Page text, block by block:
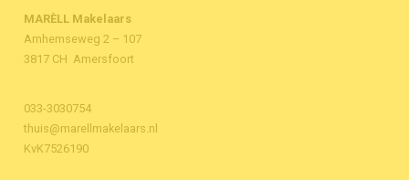
MARÈLL Makelaars
Arnhemseweg 2 – 107
3817 CH Amersfoort
033-3030754
thuis@marellmakelaars.nl
KvK7526190